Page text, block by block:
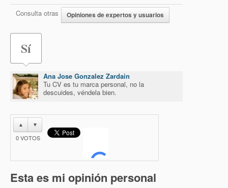
Consulta otras Opiniones de expertos y usuarios
Sí
Ana Jose Gonzalez Zardain
Tu CV es tu marca personal, no la
descuides, véndela bien.
▲ ▼
0VOTOS
Esta es mi opinión personal